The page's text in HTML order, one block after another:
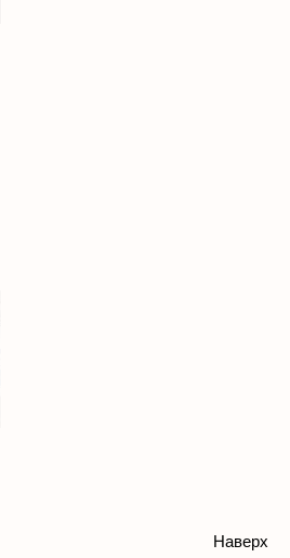
Наверх